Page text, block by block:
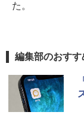
た。
編集部のおすす